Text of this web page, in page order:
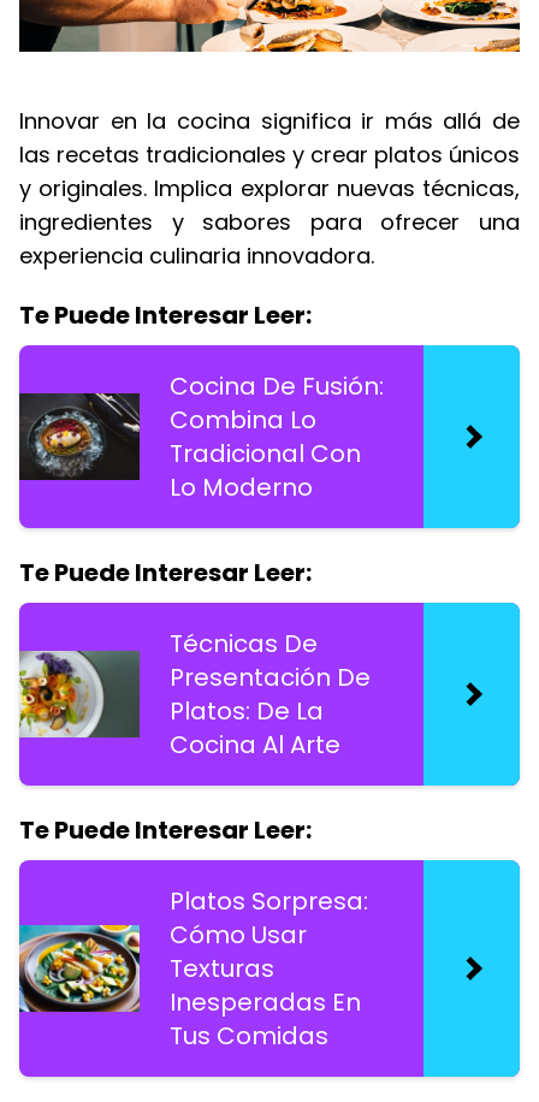
Innovar en la cocina significa ir más allá de
las recetas tradicionales y crear platos únicos
y originales. Implica explorar nuevas técnicas,
ingredientes y sabores para ofrecer una
experiencia culinaria innovadora.
Te Puede Interesar Leer:
Cocina De Fusión:
Combina Lo
Tradicional Con
Lo Moderno
Te Puede Interesar Leer:
Técnicas De
Presentación De
Platos: De La
Cocina Al Arte
Te Puede Interesar Leer:
Platos Sorpresa:
Cómo Usar
Texturas
Inesperadas En
Tus Comidas